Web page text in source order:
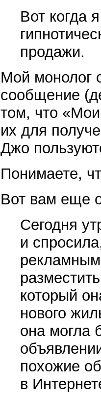
Вот когда
продажи.
Мой монолог
сообщение
том, что
их для
Джо
Понимаете,
Вот вам еще
Сегодня
и
который
нового
она могла
похожие
в